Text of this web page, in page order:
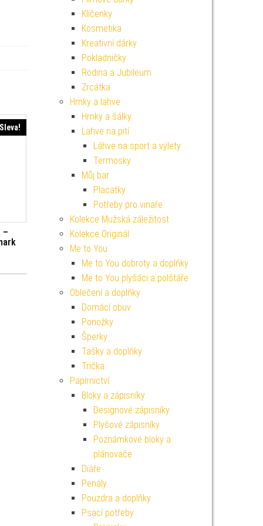
Sleva!
–
cena byla: 299 Kč.
Aktuální cena je: 269 Kč.
Klíčenky
Kosmetika
Kreativní dárky
Pokladničky
Rodina a Jubileum
Zrcátka
Hrnky a lahve
Hrnky a šálky
Lahve na pití
Láhve na sport a výlety
Termosky
Můj bar
Placatky
Potřeby pro vinaře
Kolekce Mužská záležitost
Kolekce Originál
Me to You
Me to You dobroty a doplňky
Me to You plyšáci a polštáře
Oblečení a doplňky
Domácí obuv
Ponožky
Šperky
Tašky a doplňky
Trička
Papírnictví
Bloky a zápisníky
Designové zápisníky
Plyšové zápisníky
Poznámkové bloky a
plánovače
Diáře
Penály
Pouzdra a doplňky
Psací potřeby